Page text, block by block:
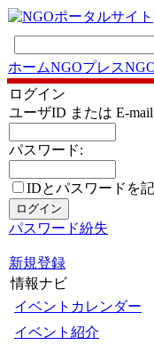
ホームNGOプレス
ログイン
ユーザID または E-
パスワード:
IDとパスワードを
パスワード紛失
新規登録
情報ナビ
イベントカレンダー
イベント紹介